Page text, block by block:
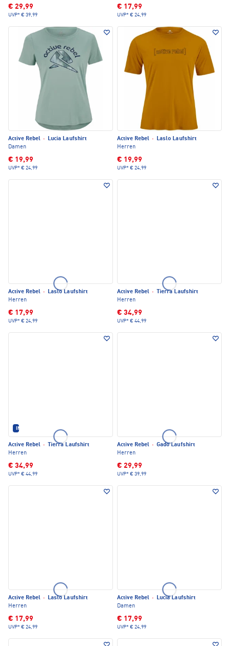
€ 29,99
UVP* € 39,99
€ 17,99
UVP* € 24,99
Active Rebel ·
Lucia Laufshirt
Damen
€ 19,99
UVP* € 24,99
Active Rebel ·
Laslo Laufshirt
Herren
€ 19,99
UVP* € 24,99
Active Rebel ·
Laslo Laufshirt
Herren
€ 17,99
UVP* € 24,99
Active Rebel ·
Tierra Laufshirt
Herren
€ 34,99
UVP* € 44,99
IM SET ERHÄLTLICH
Active Rebel ·
Tierra Laufshirt
Herren
€ 34,99
UVP* € 44,99
Active Rebel · Gado Laufshirt
Herren
€ 29,99
UVP* € 39,99
Active Rebel ·
Laslo Laufshirt
Herren
€ 17,99
UVP* € 24,99
Active Rebel ·
Lucia Laufshirt
Damen
€ 17,99
UVP* € 24,99